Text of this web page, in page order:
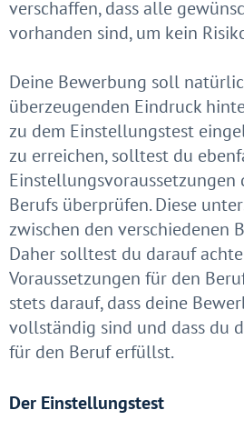
verschaffen, dass alle
vorhanden sind, um kein
Deine Bewerbung soll
überzeugenden Eindruck
zu dem Einstellungstest
zu erreichen, solltest du
Einstellungsvoraussetzungen
Berufs überprüfen. Diese
zwischen den verschiedenen
Daher solltest du darauf
Voraussetzungen für den
stets darauf, dass deine
vollständig sind und dass du
für den Beruf erfüllst.
Der Einstellungstest